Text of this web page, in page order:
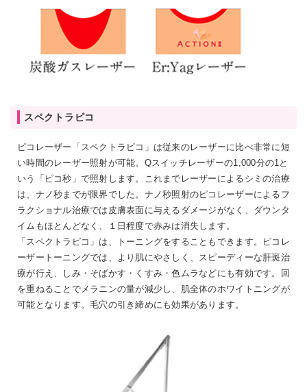
スペクトラピコ
ピコレーザー「スペクトラピコ」は従来のレーザーに比べ非常に短
い時間のレーザー照射が可能。Qスイッチレーザーの1,000分の1と
いう「ピコ秒」で照射します。これまでレーザーによるシミの治療
は、ナノ秒までが限界でした。ナノ秒照射のピコレーザーによるフ
ラクショナル治療では皮膚表面に与えるダメージがなく、ダウンタ
イムもほとんどなく、１日程度で赤みは消失します。
「スペクトラピコ」は、トーニングをすることもできます。ピコレ
ーザートーニングでは、より肌にやさしく、スピーディーな肝斑治
療が行え、しみ・そばかす・くすみ・色ムラなどにも有効です。回
を重ねることでメラニンの量が減少し、肌全体のホワイトニングが
可能となります。毛穴の引き締めにも効果があります。